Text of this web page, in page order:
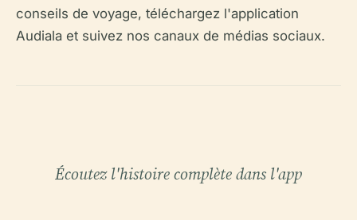
conseils de voyage, téléchargez l'application
Audiala et suivez nos canaux de médias sociaux.
Écoutez l'histoire complète dans l'app